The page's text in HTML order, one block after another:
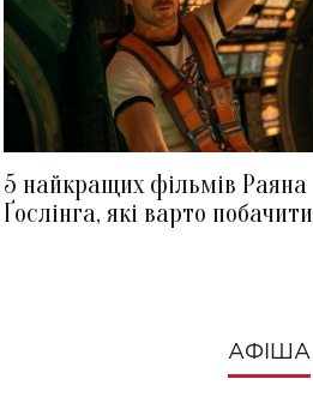
5 найкращих фільмів Раяна
Ґослінга, які варто побачити
АФІША